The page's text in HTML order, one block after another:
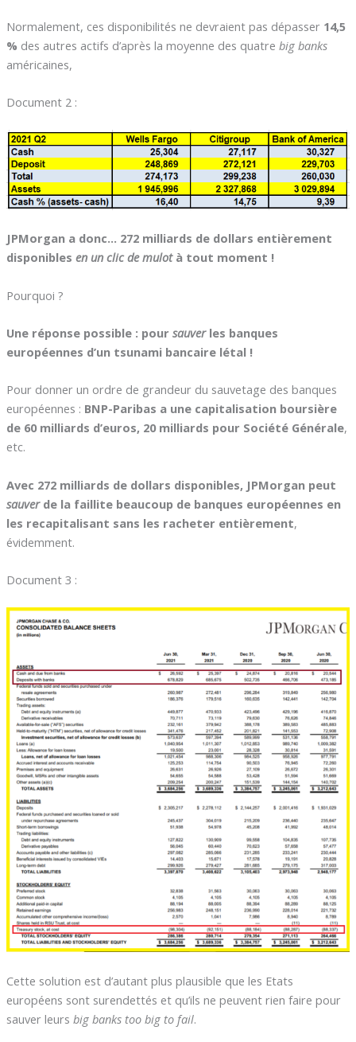
Normalement, ces disponibilités ne devraient pas dépasser 14,5
% des autres actifs d’après la moyenne des quatre big banks
américaines,
Document 2 :
JPMorgan a donc… 272 milliards de dollars entièrement
disponibles en un clic de mulotà tout moment !
Pourquoi ?
Une réponse possible : pour sauver les banques
européennes d’un tsunami bancaire létal !
Pour donner un ordre de grandeur du sauvetage des banques
européennes : BNP-Paribas a une capitalisation boursière
de 60 milliards d’euros, 20 milliards pour Société Générale,
etc.
Avec 272 milliards de dollars disponibles, JPMorgan peut
sauver de la faillite beaucoup de banques européennes en
les recapitalisant sans les racheter entièrement,
évidemment.
Document 3 :
Cette solution est d’autant plus plausible que les Etats
européens sont surendettés et qu’ils ne peuvent rien faire pour
sauver leurs big banks too big to fail.